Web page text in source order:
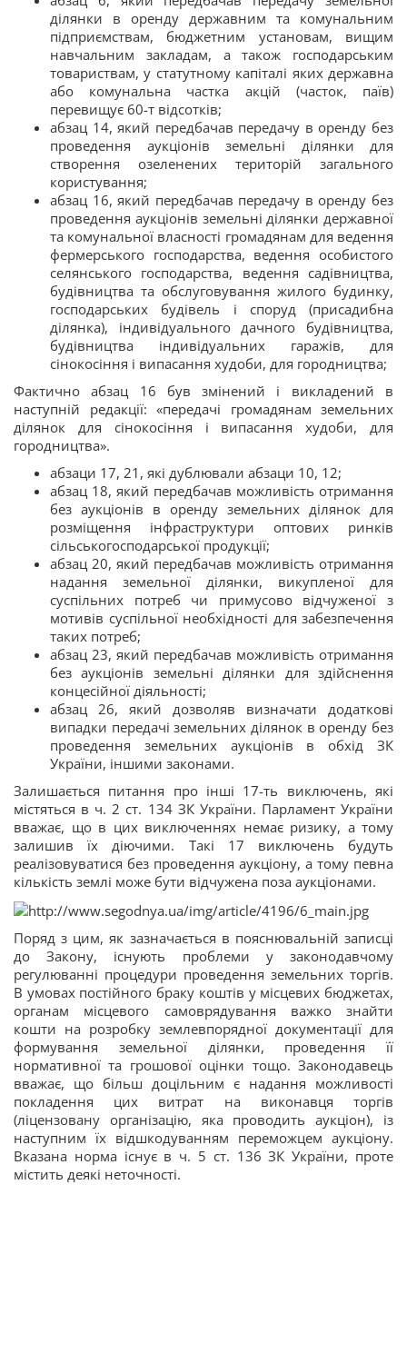
ділянки в оренду державним та комунальним
підприємствам, бюджетним установам, вищим
навчальним закладам, а також господарським
товариствам, у статутному капіталі яких державна
або комунальна частка акцій (часток, паїв)
перевищує 60-т відсотків;
абзац 14, який передбачав передачу в оренду без
проведення аукціонів земельні ділянки для
створення озеленених територій загального
користування;
абзац 16, який передбачав передачу в оренду без
проведення аукціонів земельні ділянки державної
та комунальної власності громадянам для ведення
фермерського господарства, ведення особистого
селянського господарства, ведення садівництва,
будівництва та обслуговування жилого будинку,
господарських будівель і споруд (присадибна
ділянка), індивідуального дачного будівництва,
будівництва індивідуальних гаражів, для
сінокосіння і випасання худоби, для городництва;
Фактично абзац 16 був змінений і викладений в
наступній редакції: «передачі громадянам земельних
ділянок для сінокосіння і випасання худоби, для
городництва».
абзаци 17, 21, які дублювали абзаци 10, 12;
абзац 18, який передбачав можливість отримання
без аукціонів в оренду земельних ділянок для
розміщення інфраструктури оптових ринків
сільськогосподарської продукції;
абзац 20, який передбачав можливість отримання
надання земельної ділянки, викупленої для
суспільних потреб чи примусово відчуженої з
мотивів суспільної необхідності для забезпечення
таких потреб;
абзац 23, який передбачав можливість отримання
без аукціонів земельні ділянки для здійснення
концесійної діяльності;
абзац 26, який дозволяв визначати додаткові
випадки передачі земельних ділянок в оренду без
проведення земельних аукціонів в обхід ЗК
України, іншими законами.
Залишається питання про інші 17-ть виключень, які
містяться в ч. 2 ст. 134 ЗК України. Парламент України
вважає, що в цих виключеннях немає ризику, а тому
залишив їх діючими. Такі 17 виключень будуть
реалізовуватися без проведення аукціону, а тому певна
кількість землі може бути відчужена поза аукціонами.
Поряд з цим, як зазначається в пояснювальній записці
до Закону, існують проблеми у законодавчому
регулюванні процедури проведення земельних торгів.
В умовах постійного браку коштів у місцевих бюджетах,
органам місцевого самоврядування важко знайти
кошти на розробку землевпорядної документації для
формування земельної ділянки, проведення її
нормативної та грошової оцінки тощо. Законодавець
вважає, що більш доцільним є надання можливості
покладення цих витрат на виконавця торгів
(ліцензовану організацію, яка проводить аукціон), із
наступним їх відшкодуванням переможцем аукціону.
Вказана норма існує в ч. 5 ст. 136 ЗК України, проте
містить деякі неточності.